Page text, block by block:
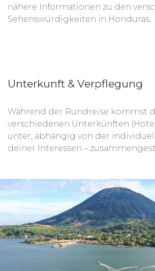
nähere Informationen zu den
Sehenswürdigkeiten in Honduras.
Unterkunft & Verpflegung
Während der Rundreise kommst
verschiedenen Unterkünften
unter, abhängig von der
deiner Interessen –